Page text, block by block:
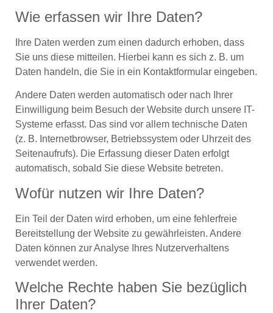
Wie erfassen wir Ihre Daten?
Ihre Daten werden zum einen dadurch erhoben, dass
Sie uns diese mitteilen. Hierbei kann es sich z. B. um
Daten handeln, die Sie in ein Kontaktformular eingeben.
Andere Daten werden automatisch oder nach Ihrer
Einwilligung beim Besuch der Website durch unsere IT-
Systeme erfasst. Das sind vor allem technische Daten
(z. B. Internetbrowser, Betriebssystem oder Uhrzeit des
Seitenaufrufs). Die Erfassung dieser Daten erfolgt
automatisch, sobald Sie diese Website betreten.
Wofür nutzen wir Ihre Daten?
Ein Teil der Daten wird erhoben, um eine fehlerfreie
Bereitstellung der Website zu gewährleisten. Andere
Daten können zur Analyse Ihres Nutzerverhaltens
verwendet werden.
Welche Rechte haben Sie bezüglich
Ihrer Daten?